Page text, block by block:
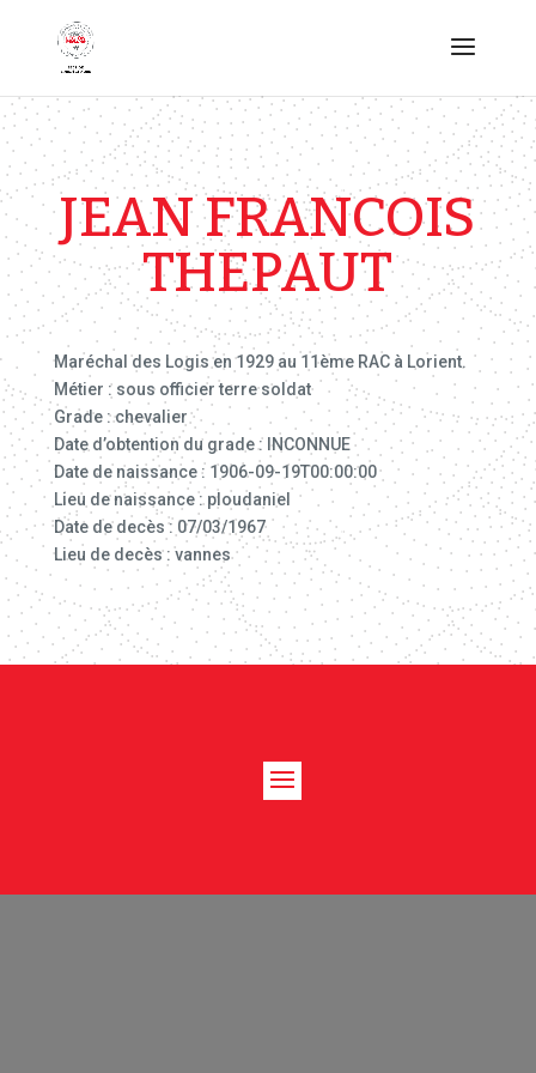
JEAN FRANCOIS
THEPAUT
Maréchal des Logis en 1929 au 11ème RAC à Lorient.
Métier : sous officier terre soldat
Grade : chevalier
Date d’obtention du grade : INCONNUE
Date de naissance : 1906-09-19T00:00:00
Lieu de naissance : ploudaniel
Date de decès : 07/03/1967
Lieu de decès : vannes